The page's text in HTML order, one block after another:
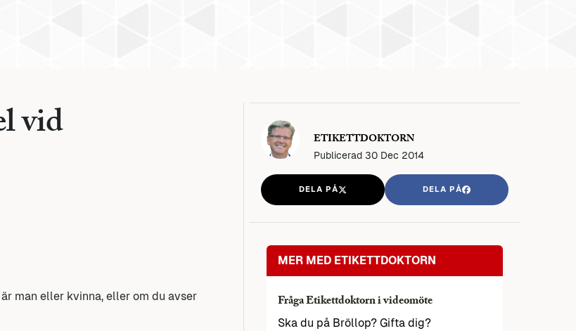
vid
man eller kvinna, eller om du avser
ETIKETTDOKTORN
Publicerad 30 Dec 2014
DELA PÅ DELA PÅ
MER MED ETIKETTDOKTORN
Fråga Etikettdoktorn i videomöte
Ska du på Bröllop? Gifta dig?